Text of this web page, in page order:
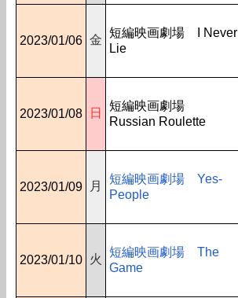
2023/01/06 金
短編映画劇場 I Never
Lie
2023/01/08 日
短編映画劇場
Russian Roulette
2023/01/09 月
短編映画劇場 Yes-
People
2023/01/10 火
短編映画劇場 The
Game